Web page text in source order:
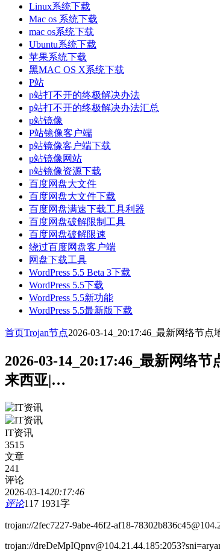
Linux系统下载
Mac os 系统下载
mac os系统下载
Ubuntu系统下载
苹果系统下载
黑MAC OS X系统下载
P站
p站打不开的终极解决办法
p站打不开的终极解决办法汇总
p站镜像
P站镜像客户端
p站镜像客户端下载
p站镜像网站
p站镜像资源下载
百度网盘大文件
百度网盘大文件下载
百度网盘满速下载工具利器
百度网盘破解限制工具
百度网盘破解限速
绕过百度网盘客户端
网盘下载工具
WordPress 5.5 Beta 3下载
WordPress 5.5下载
WordPress 5.5新功能
WordPress 5.5最新版下载
首页Trojan节点2026-03-14_20:17:46_最新网络节
2026-03-14_20:17:46_最新网络
来西亚|…
IT资讯
3515
文章
241
评论
2026-03-1420:17:46
评论117 1931字
trojan://2fec7227-9abe-46f2-af18-
trojan://